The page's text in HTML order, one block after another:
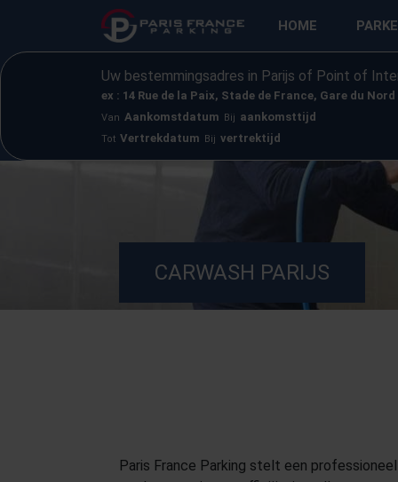
HOME
Uw bestemmingsadres in Parijs of Point of
ex : 14 Rue de la Paix, Stade de France, Gare du Nord
Van Aankomstdatum Bij aankomsttijd
Tot Vertrekdatum Bij vertrektijd
CARWASH PARIJS
Paris France Parking stelt een